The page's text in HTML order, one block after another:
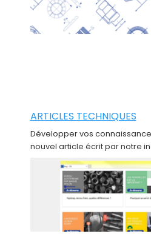
ARTICLES TECHNIQUES
Développer vos
nouvel article écrit par notre